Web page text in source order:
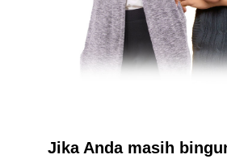
Jika Anda masih